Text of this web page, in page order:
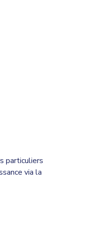
particuliers
via la